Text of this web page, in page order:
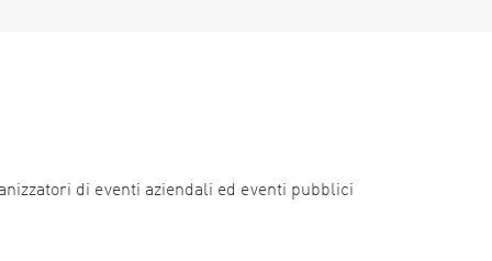
di eventi aziendali ed eventi pubblici